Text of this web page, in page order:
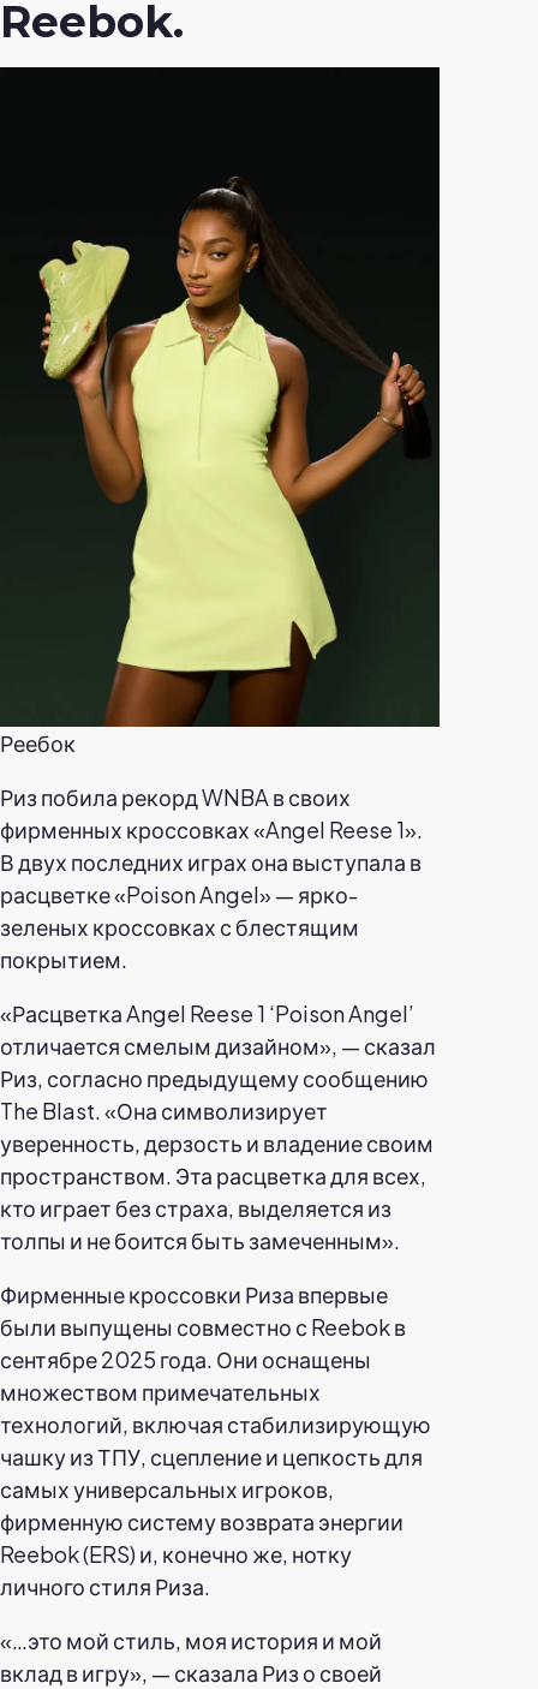
Reebok.
Реебок
Риз побила рекорд WNBA в своих
фирменных кроссовках «Angel Reese 1».
В двух последних играх она выступала в
расцветке «Poison Angel» — ярко-
зеленых кроссовках с блестящим
покрытием.
«Расцветка Angel Reese 1 ‘Poison Angel’
отличается смелым дизайном», — сказал
Риз, согласно предыдущему сообщению
The Blast. «Она символизирует
уверенность, дерзость и владение своим
пространством. Эта расцветка для всех,
кто играет без страха, выделяется из
толпы и не боится быть замеченным».
Фирменные кроссовки Риза впервые
были выпущены совместно с Reebok в
сентябре 2025 года. Они оснащены
множеством примечательных
технологий, включая стабилизирующую
чашку из ТПУ, сцепление и цепкость для
самых универсальных игроков,
фирменную систему возврата энергии
Reebok (ERS) и, конечно же, нотку
личного стиля Риза.
«…это мой стиль, моя история и мой
вклад в игру», — сказала Риз о своей